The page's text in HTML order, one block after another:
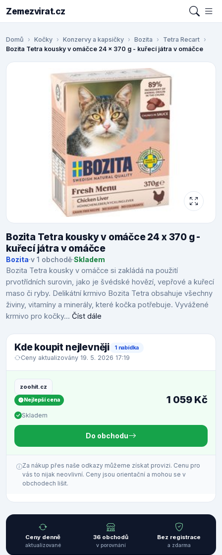
Zemezvirat.cz
Domů Kočky Konzervy a kapsičky Bozita
Tetra Recart
Bozita Tetra kousky v omáčce 24 x 370 g - kuřecí játra v omáčce
Bozita Tetra kousky v omáčce 24 x 370 g -
kuřecí játra v omáčce
Bozita·v 1 obchodě·Skladem
Bozita Tetra kousky v omáčce si zakládá na použití
prvotřídních surovin, jako je švédské hovězí, vepřové a kuřecí
maso či ryby. Delikátní krmivo Bozita Tetra obsahuje všechny
živiny, vitamíny a minerály, které kočka potřebuje. Vyvážené
krmivo pro kočky... Číst dále
Kde koupit nejlevněji 1 nabídka
Ceny aktualizovány 19. 5. 2026 17:19
zoohit.cz
Nejlepší cena
Skladem
1 059 Kč
Do obchodu
Za nákup přes naše odkazy můžeme získat provizi. Cenu pro
vás to nijak neovlivní. Ceny jsou orientační a mohou se v
obchodech lišit.
Ceny denně
aktualizované
36 obchodů
v porovnání
Bez registrace
a zdarma